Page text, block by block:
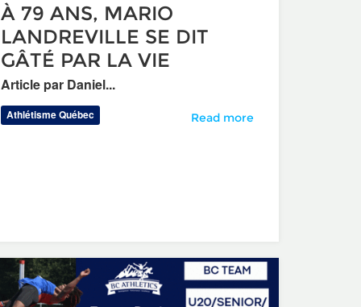
Olympiques et Paralympiques : Un florilège de belles
À 79 ANS, MARIO
LANDREVILLE SE DIT
GÂTÉ PAR LA VIE
Article par Daniel...
Athlétisme Québec À 79 ANS, MARIO
Read more